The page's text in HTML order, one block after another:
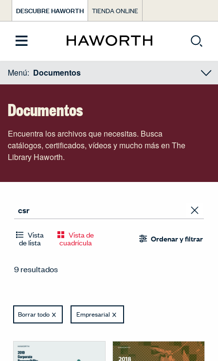
DESCUBRE HAWORTH TIENDA ONLINE
Menú: Documentos
Documentos
Encuentra los archivos que necesitas. Busca
catálogos, certificados, vídeos y mucho más en The
Library Haworth.
Vista
de lista
Vista de
cuadrícula Ordenar y filtrar
9 resultados
Borrar todo Empresarial